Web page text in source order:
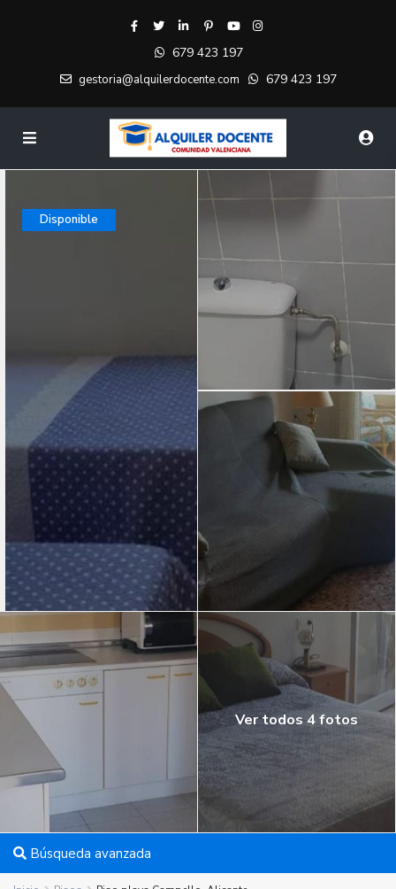
679 423 197
gestoria@alquilerdocente.com 679 423 197
Disponible
Ver todos 4 fotos
Búsqueda avanzada